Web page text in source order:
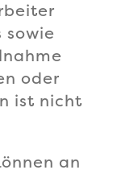
sowie
oder
ist nicht
an